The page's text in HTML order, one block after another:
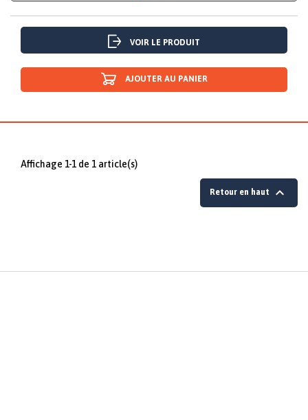
VOIR LE PRODUIT
AJOUTER AU PANIER
Affichage 1-1 de 1 article(s)
Retour en haut 